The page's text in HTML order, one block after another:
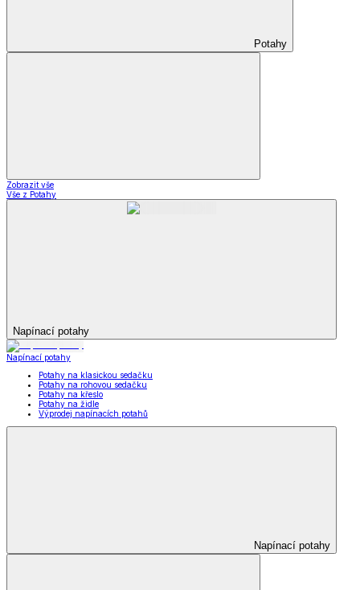
Potahy
Zobrazit vše
Vše z Potahy
Napínací potahy
Napínací potahy
Potahy na klasickou sedačku
Potahy na rohovou sedačku
Potahy na křeslo
Potahy na židle
Výprodej napínacích potahů
Napínací potahy